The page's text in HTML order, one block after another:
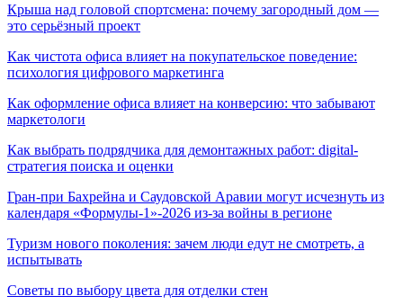
Крыша над головой спортсмена: почему загородный дом —
это серьёзный проект
Как чистота офиса влияет на покупательское поведение:
психология цифрового маркетинга
Как оформление офиса влияет на конверсию: что забывают
маркетологи
Как выбрать подрядчика для демонтажных работ: digital-
стратегия поиска и оценки
Гран-при Бахрейна и Саудовской Аравии могут исчезнуть из
календаря «Формулы-1»-2026 из-за войны в регионе
Туризм нового поколения: зачем люди едут не смотреть, а
испытывать
Советы по выбору цвета для отделки стен